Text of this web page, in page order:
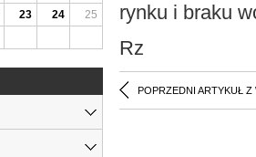
rynku i braku
Rz
POPRZEDNI ARTYKUŁ Z
23 24
25